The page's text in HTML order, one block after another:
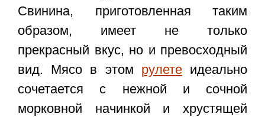
Свинина, приготовленная таким
образом, имеет не только
прекрасный вкус, но и превосходный
вид. Мясо в этом рулетеидеально
сочетается с нежной и сочной
морковной начинкой и хрустящей